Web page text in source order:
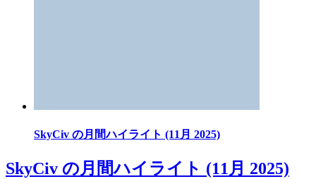
SkyCiv の月間ハイライト (11月 2025)
SkyCiv の月間ハイライト (11月 2025)